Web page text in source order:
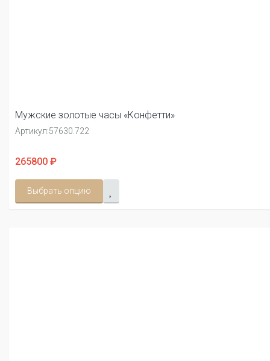
Мужские золотые часы «Конфетти»
Артикул:57630.722
265800 ₽
Выбрать опцию